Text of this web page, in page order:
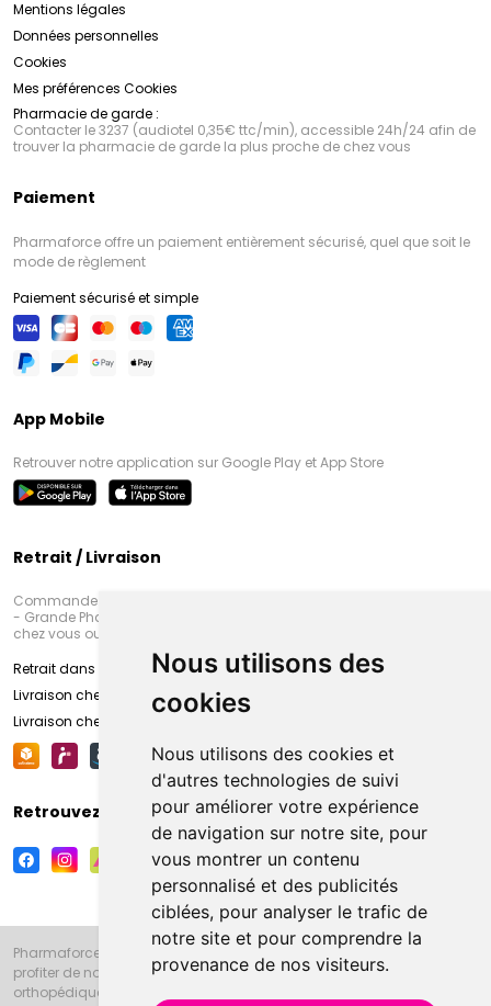
Nous utilisons des
cookies
Nous utilisons des cookies et
d'autres technologies de suivi
pour améliorer votre expérience
de navigation sur notre site, pour
vous montrer un contenu
personnalisé et des publicités
ciblées, pour analyser le trafic de
notre site et pour comprendre la
provenance de nos visiteurs.
Mentions légales
Données personnelles
Cookies
Mes préférences Cookies
Pharmacie de garde :
Contacter le 3237 (audiotel 0,35€ ttc/min), accessible 24h/24 afin de
trouver la pharmacie de garde la plus proche de chez vous
Paiement
Pharmaforce offre un paiement entièrement sécurisé, quel que soit le
mode de règlement
Paiement sécurisé et simple
App Mobile
Retrouver notre application sur Google Play et App Store
Retrait / Livraison
Commandez en ligne et venez chercher votre commande à Amiens
- Grande Pharmacie d’Amiens (Fachon) ou recevez-là rapidement
chez vous ou en point retrait
Retrait dans la pharmacie d’Amiens
Livraison chez vous
Livraison chez votre commerçant
Retrouvez-nous sur vos réseaux sociaux
Pharmaforce.fr et la Grande Pharmacie d’Amiens vous souhaitent de
profiter de notre accueil, de nos conseils pharmaceutiques,
orthopédiques, homéopathiques, parapharmaceutiques, beauté et